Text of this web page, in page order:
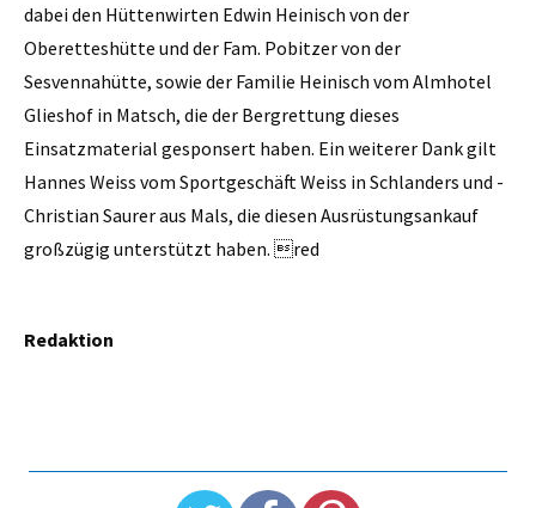
dabei den Hüttenwirten Edwin Heinisch von der
Oberetteshütte und der Fam. Pobitzer von der
Sesvennahütte, sowie der Familie Heinisch vom Almhotel
Glieshof in Matsch, die der Bergrettung dieses
Einsatzmaterial gesponsert haben. Ein weiterer Dank gilt
Hannes Weiss vom Sportgeschäft Weiss in Schlanders und ­
Christian Saurer aus Mals, die diesen Ausrüstungsankauf
großzügig unterstützt haben. red
Redaktion